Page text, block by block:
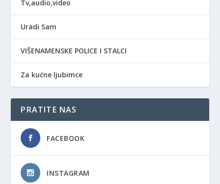
Tv,audio,video
Uradi Sam
VIŠENAMENSKE POLICE I STALCI
Za kućne ljubimce
PRATITE NAS
FACEBOOK
INSTAGRAM